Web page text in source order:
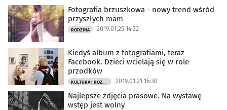
Fotografia brzuszkowa - nowy trend wśród
przyszłych mam
RODZINA 2019.01.25 14:22
Kiedyś album z fotografiami, teraz
Facebook. Dzieci wcielają się w role
przodków
2019.01.21 16:30
Najlepsze zdjęcia prasowe. Na wystawę
wstęp jest wolny